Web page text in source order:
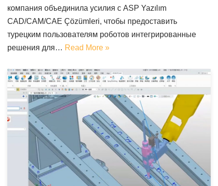
компания объединила усилия с ASP Yazılım
CAD/CAM/CAE Çözümleri, чтобы предоставить
турецким пользователям роботов интегрированные
решения для… Read More »